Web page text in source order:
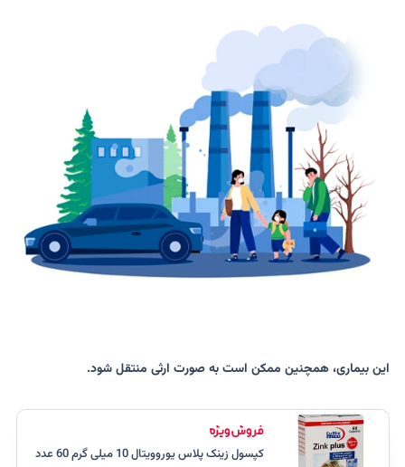
این بیماری، همچنین ممکن است به صورت ارثی منتقل شود.
کپسول زینک پلاس یوروویتال 10 میلی گرم 60 عدد